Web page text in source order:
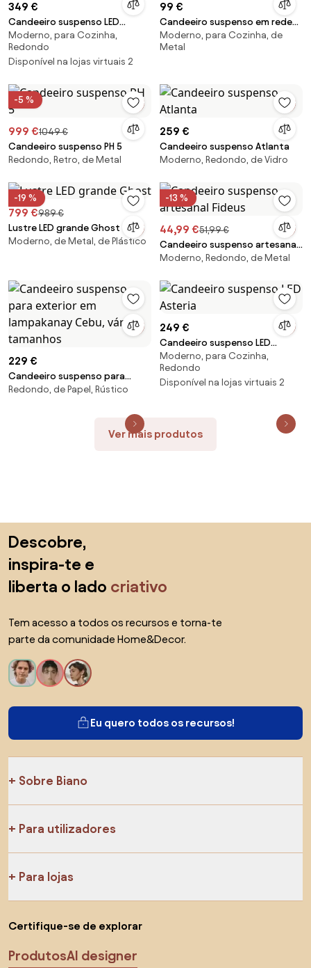
349 €
Candeeiro suspenso LED
Asteria
Moderno, para Cozinha,
Redondo
Disponível na lojas virtuais 2
99 €
Candeeiro suspenso em rede
Beau
Moderno, para Cozinha, de
Metal
-5 %
999 €1049 €
Candeeiro suspenso PH 5
Redondo, Retro, de Metal
259 €
Candeeiro suspenso Atlanta
Moderno, Redondo, de Vidro
-19 %
799 €989 €
Lustre LED grande Ghost
Moderno, de Metal, de Plástico
-13 %
44,99 €51,99 €
Candeeiro suspenso artesanal
Fideus
Moderno, Redondo, de Metal
229 €
Candeeiro suspenso para
exterior em lampakanay Cebu,
Redondo, de Papel, Rústico
249 €
Candeeiro suspenso LED
Asteria
Moderno, para Cozinha,
Redondo
Disponível na lojas virtuais 2
Ver mais produtos
Descobre,
inspira-te e
liberta o lado criativo
Tem acesso a todos os recursos e torna-te
parte da comunidade Home&Decor.
Eu quero todos os recursos!
Sobre Biano
Para utilizadores
Para lojas
Certifique-se de explorar
ProdutosAI designer